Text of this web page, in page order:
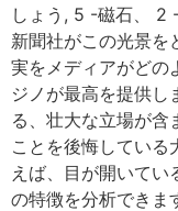
しょう, 5 -磁石、 2
新聞社がこの光景を
実をメディアがどの
ジノが最高を提供
る、壮大な立場が含
ことを後悔している
えば、目が開いて
の特徴を分析できま